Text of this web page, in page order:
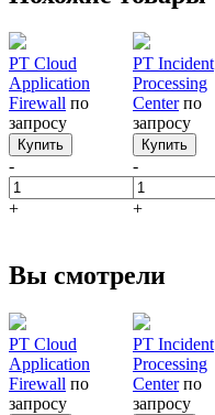
PT Cloud
Application
Firewall по
запросу
Купить
-
+
PT Incident
Processing
Center по
запросу
Купить
-
+
Вы смотрели
PT Cloud
Application
Firewall по
запросу
PT Incident
Processing
Center по
запросу